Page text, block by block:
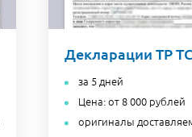
Декларации ТР ТС
за 5 дней
Цена: от 8 000 рублей
оригиналы